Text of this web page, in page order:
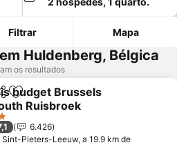
Filtrar Mapa
Huldenberg, Bélgica
os resultados
Adicionar aos favoritos
budget Brussels
Ruisbroek
6.426
Sint-Pieters-Leeuw, a 19.9 km de